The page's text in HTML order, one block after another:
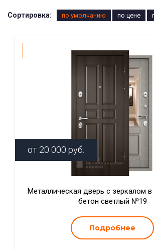
Сортировка: по умолчанию по цене
от 20 000 руб.
Металлическая дверь с зеркалом
бетон светлый №19
Подробнее